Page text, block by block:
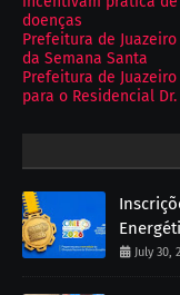
doenças
Prefeitura de
da Semana Santa
Prefeitura de
para o Residencial
July 30,